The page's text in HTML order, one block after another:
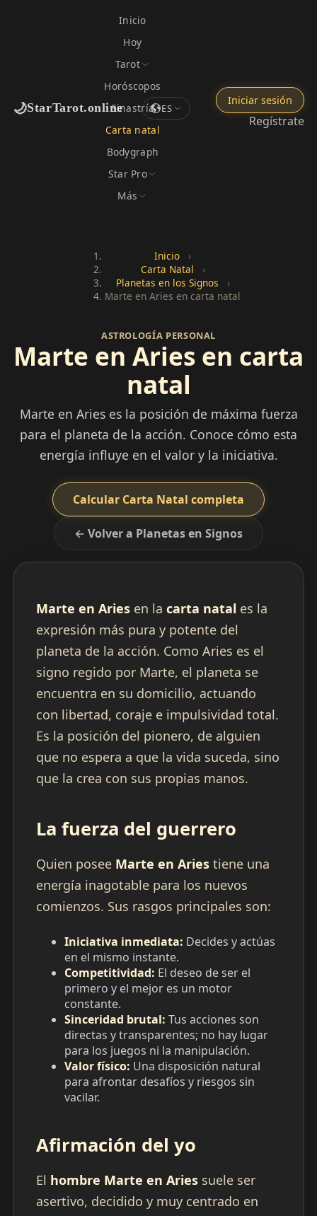
🌙StarTarot.online
Inicio
Hoy
Tarot
Horóscopos
Sinastría
Carta natal
Bodygraph
Star Pro
Más
ES
Iniciar sesión
Regístrate
Inicio
›
Carta Natal
›
Planetas en los Signos
›
Marte en Aries en carta natal
ASTROLOGÍA PERSONAL
Marte en Aries en carta
natal
Marte en Aries es la posición de máxima fuerza
para el planeta de la acción. Conoce cómo esta
energía influye en el valor y la iniciativa.
Calcular Carta Natal completa
← Volver a Planetas en Signos
Marte en Ariesen la carta natal es la
expresión más pura y potente del
planeta de la acción. Como Aries es el
signo regido por Marte, el planeta se
encuentra en su domicilio, actuando
con libertad, coraje e impulsividad total.
Es la posición del pionero, de alguien
que no espera a que la vida suceda, sino
que la crea con sus propias manos.
La fuerza del guerrero
Quien posee Marte en Ariestiene una
energía inagotable para los nuevos
comienzos. Sus rasgos principales son:
Iniciativa inmediata: Decides y actúas
en el mismo instante.
Competitividad: El deseo de ser el
primero y el mejor es un motor
constante.
Sinceridad brutal: Tus acciones son
directas y transparentes; no hay lugar
para los juegos ni la manipulación.
Valor físico: Una disposición natural
para afrontar desafíos y riesgos sin
vacilar.
Afirmación del yo
El hombre Marte en Ariessuele ser
asertivo, decidido y muy centrado en